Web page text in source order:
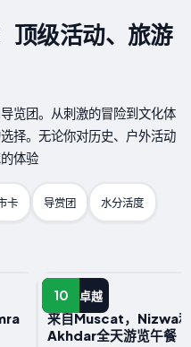
顶级活动、旅游
览团。从刺激的冒险到文化体
择。无论你对历史、户外活动
体验
卡 导赏团 水分活度
10 卓越
一日游
来自Muscat，Nizwa
Akhdar全天游览午餐